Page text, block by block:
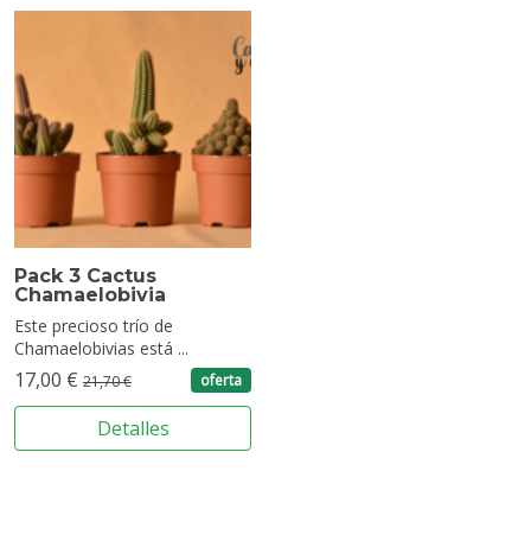
Pack 3 Cactus
Chamaelobivia
Este precioso trío de
Chamaelobivias está ...
17,00 € 21,70 € oferta
Detalles